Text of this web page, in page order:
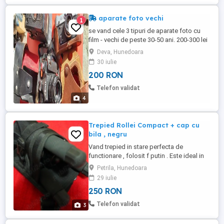
4
1 aparate foto vechi
se vand cele 3 tipuri de aparate foto cu
film - vechi de peste 30-50 ani. 200-300 lei
buc -functionale- intre timp Zenitul s-a dus
Deva, Hunedoara
30 iulie
200 RON
Telefon validat
3
Trepied Rollei Compact + cap cu
bila , negru
Vand trepied in stare perfecta de
functionare , folosit f putin . Este ideal in
excursii fiind micut si fff util .
Petrila, Hunedoara
29 iulie
250 RON
Telefon validat